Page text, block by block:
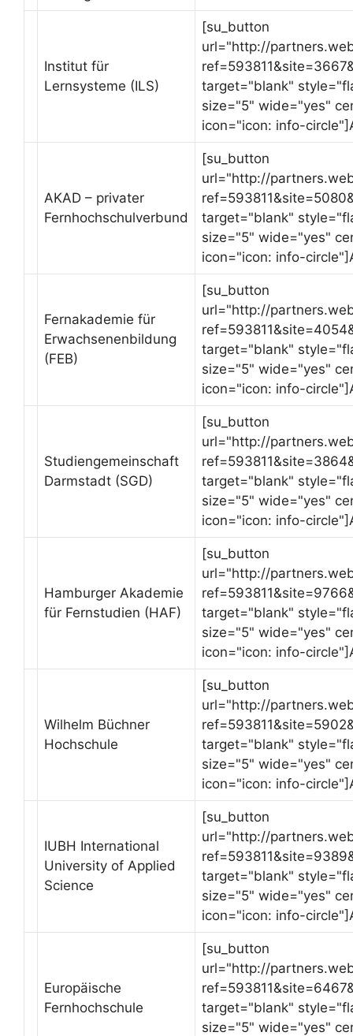
Institut für
Lernsysteme (ILS)
[su_button
url="http://
target="blank"
size="5" wide="yes"
icon="icon: info-
AKAD – privater
Fernhochschulverbund
[su_button
url="http://
target="blank"
size="5" wide="yes"
icon="icon: info-
Fernakademie für
Erwachsenenbildung
(FEB)
[su_button
url="http://
target="blank"
size="5" wide="yes"
icon="icon: info-
Studiengemeinschaft
Darmstadt (SGD)
[su_button
url="http://
target="blank"
size="5" wide="yes"
icon="icon: info-
Hamburger Akademie
für Fernstudien (HAF)
[su_button
url="http://
target="blank"
size="5" wide="yes"
icon="icon: info-
Wilhelm Büchner
Hochschule
[su_button
url="http://
target="blank"
size="5" wide="yes"
icon="icon: info-
IUBH International
University of Applied
Science
[su_button
url="http://
target="blank"
size="5" wide="yes"
icon="icon: info-
Europäische
Fernhochschule
[su_button
url="http://
target="blank"
size="5" wide="yes"